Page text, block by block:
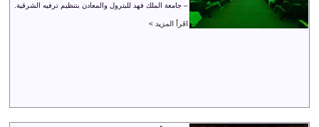
– جامعة الملك فهد للبترول والمعادن بتنظيم ترفيه الشرقية.
اقرأ المزيد >